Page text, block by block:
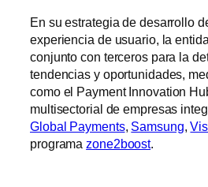
En su estrategia de desarrollo
experiencia de usuario, la
conjunto con terceros para la
tendencias y oportunidades,
como el Payment Innovation
multisectorial de empresas
Global Payments, Samsung,
programazone2boost.